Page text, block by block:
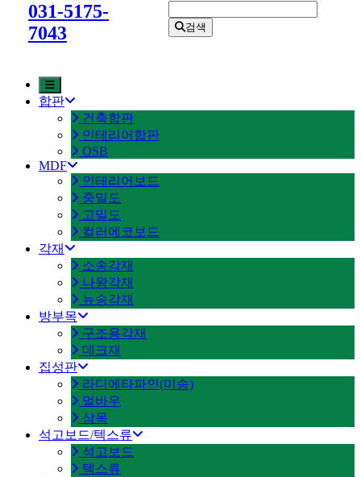
031-5175-
7043
검색
합판
건축합판
인테리어합판
OSB
MDF
인테리어보드
중밀도
고밀도
컬러에코보드
각재
소송각재
나왕각재
뉴송각재
방부목
구조용각재
데크재
집성판
라디에타파인(미송)
멀바우
삼목
석고보드/텍스류
석고보드
텍스류